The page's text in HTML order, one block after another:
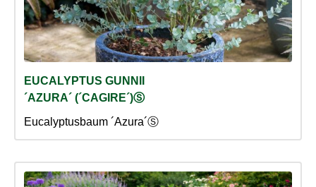
EUCALYPTUS GUNNII
´AZURA´ (´CAGIRE´)Ⓢ
Eucalyptusbaum ´Azura´Ⓢ